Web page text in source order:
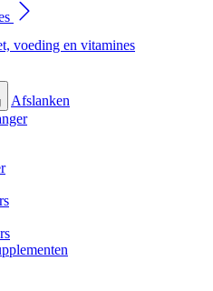
voeding en vitamines
Afslanken